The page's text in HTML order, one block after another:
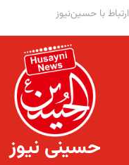
ارتباط با حسین‌نیوز
حسینی نیوز